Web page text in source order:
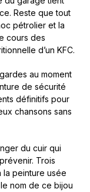
Reste que tout
pétrolier et la
cours des
d’un KFC.
au moment
de sécurité
définitifs pour
chansons sans
du cuir qui
Trois
la peinture usée
nom de ce bijou